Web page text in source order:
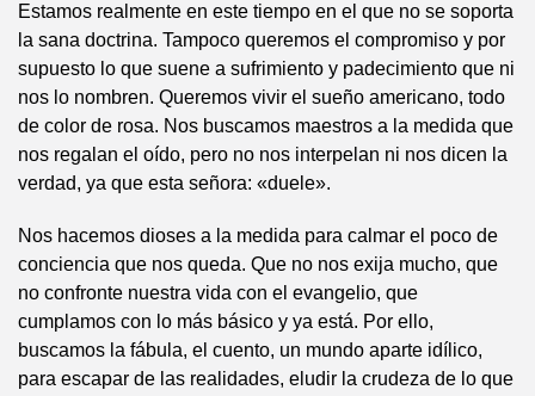
Estamos realmente en este tiempo en el que no se soporta
la sana doctrina. Tampoco queremos el compromiso y por
supuesto lo que suene a sufrimiento y padecimiento que ni
nos lo nombren. Queremos vivir el sueño americano, todo
de color de rosa. Nos buscamos maestros a la medida que
nos regalan el oído, pero no nos interpelan ni nos dicen la
verdad, ya que esta señora: «duele».
Nos hacemos dioses a la medida para calmar el poco de
conciencia que nos queda. Que no nos exija mucho, que
no confronte nuestra vida con el evangelio, que
cumplamos con lo más básico y ya está. Por ello,
buscamos la fábula, el cuento, un mundo aparte idílico,
para escapar de las realidades, eludir la crudeza de lo que